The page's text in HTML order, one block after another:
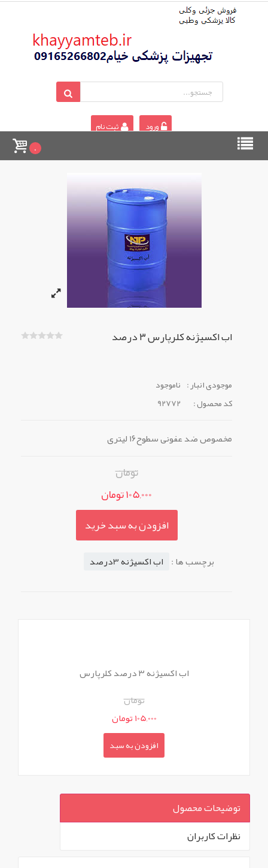
ورود ثبت نام
0
اب اکسیژنه کلرپارس ۳ درصد
موجودی انبار : ناموجود
کد محصول :
92772
مخصوص ضد عفونی سطوح۱۶ لیتری
تومان
105,000 تومان
افزودن به سبد خرید
برچسب ها : اب اکسیژنه 3درصد
اب اکسیژنه ۳ درصد کلرپارس
تومان
105,000 تومان
افزودن به سبد
توضیحات محصول
نظرات کاربران